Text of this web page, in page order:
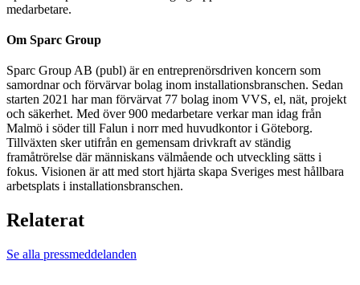
medarbetare.
Om Sparc Group
Sparc Group AB (publ) är en entreprenörsdriven koncern som
samordnar och förvärvar bolag inom installationsbranschen. Sedan
starten 2021 har man förvärvat 77 bolag inom VVS, el, nät, projekt
och säkerhet. Med över 900 medarbetare verkar man idag från
Malmö i söder till Falun i norr med huvudkontor i Göteborg.
Tillväxten sker utifrån en gemensam drivkraft av ständig
framåtrörelse där människans välmående och utveckling sätts i
fokus. Visionen är att med stort hjärta skapa Sveriges mest hållbara
arbetsplats i installationsbranschen.
Relaterat
Se alla pressmeddelanden